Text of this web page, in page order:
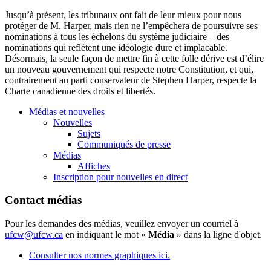
Jusqu’à présent, les tribunaux ont fait de leur mieux pour nous
protéger de M. Harper, mais rien ne l’empêchera de poursuivre ses
nominations à tous les échelons du système judiciaire – des
nominations qui reflètent une idéologie dure et implacable.
Désormais, la seule façon de mettre fin à cette folle dérive est d’élire
un nouveau gouvernement qui respecte notre Constitution, et qui,
contrairement au parti conservateur de Stephen Harper, respecte la
Charte canadienne des droits et libertés.
Médias et nouvelles
Nouvelles
Sujets
Communiqués de presse
Médias
Affiches
Inscription pour nouvelles en direct
Contact médias
Pour les demandes des médias, veuillez envoyer un courriel à
ufcw@ufcw.ca en indiquant le mot « Média » dans la ligne d'objet.
Consulter nos normes graphiques ici.